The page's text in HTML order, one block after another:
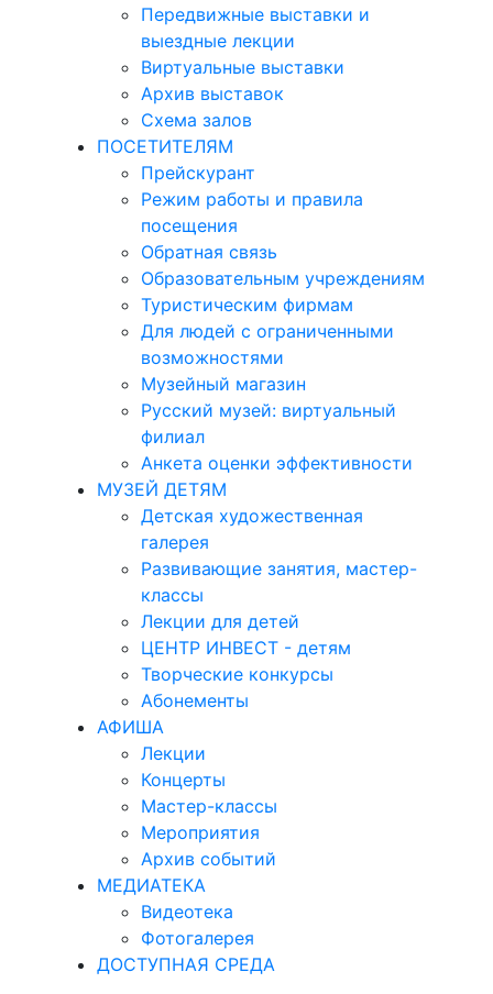
Передвижные выставки и
выездные лекции
Виртуальные выставки
Архив выставок
Схема залов
ПОСЕТИТЕЛЯМ
Прейскурант
Режим работы и правила
посещения
Обратная связь
Образовательным учреждениям
Туристическим фирмам
Для людей с ограниченными
возможностями
Музейный магазин
Русский музей: виртуальный
филиал
Анкета оценки эффективности
МУЗЕЙ ДЕТЯМ
Детская художественная
галерея
Развивающие занятия, мастер-
классы
Лекции для детей
ЦЕНТР ИНВЕСТ - детям
Творческие конкурсы
Абонементы
АФИША
Лекции
Концерты
Мастер-классы
Мероприятия
Архив событий
МЕДИАТЕКА
Видеотека
Фотогалерея
ДОСТУПНАЯ СРЕДА